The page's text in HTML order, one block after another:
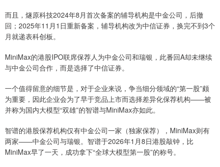
而且，燧原科技2024年8月首次备案的辅导机构是中金公司，后撤
回；2025年11月1日重新备案，辅导机构改为中信证券，换完不到3个
月就递表科创板。
MiniMax的港股IPO联席保荐人为中金公司和瑞银，此番回A却未继续
与中金公司合作，而是选择了中信证券。
一个值得留意的细节是，对于企业来说，争当细分领域的“第一股”颇
为重要，因此企业会为了早于竞品上市而选择差异化保荐机构——被
并称为国内大模型“双雄”的智谱与MiniMax亦如此。
智谱的港股保荐机构仅有中金公司一家（独家保荐），MiniMax则有
两家——中金公司与瑞银。智谱于2026年1月8日港股敲钟，比
MiniMax早了一天，成功拿下“全球大模型第一股”的称号。